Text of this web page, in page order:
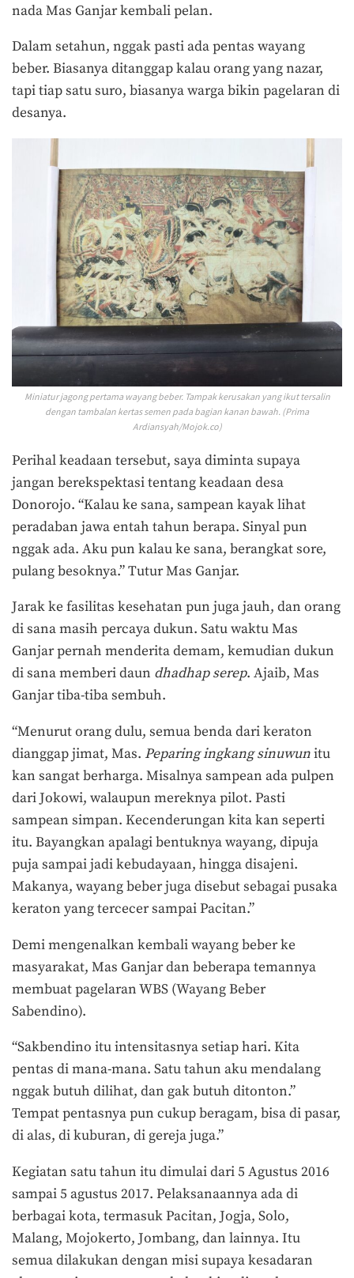
nada Mas Ganjar kembali pelan.
Dalam setahun, nggak pasti ada pentas wayang
beber. Biasanya ditanggap kalau orang yang nazar,
tapi tiap satu suro, biasanya warga bikin pagelaran di
desanya.
Miniatur jagong pertama wayang beber. Tampak kerusakan yang ikut tersalin
dengan tambalan kertas semen pada bagian kanan bawah. (Prima
Ardiansyah/Mojok.co)
Perihal keadaan tersebut, saya diminta supaya
jangan berekspektasi tentang keadaan desa
Donorojo. “Kalau ke sana, sampean kayak lihat
peradaban jawa entah tahun berapa. Sinyal pun
nggak ada. Aku pun kalau ke sana, berangkat sore,
pulang besoknya.” Tutur Mas Ganjar.
Jarak ke fasilitas kesehatan pun juga jauh, dan orang
di sana masih percaya dukun. Satu waktu Mas
Ganjar pernah menderita demam, kemudian dukun
di sana memberi daun dhadhap serep. Ajaib, Mas
Ganjar tiba-tiba sembuh.
“Menurut orang dulu, semua benda dari keraton
dianggap jimat, Mas. Peparing ingkang sinuwunitu
kan sangat berharga. Misalnya sampean ada pulpen
dari Jokowi, walaupun mereknya pilot. Pasti
sampean simpan. Kecenderungan kita kan seperti
itu. Bayangkan apalagi bentuknya wayang, dipuja
puja sampai jadi kebudayaan, hingga disajeni.
Makanya, wayang beber juga disebut sebagai pusaka
keraton yang tercecer sampai Pacitan.”
Demi mengenalkan kembali wayang beber ke
masyarakat, Mas Ganjar dan beberapa temannya
membuat pagelaran WBS (Wayang Beber
Sabendino).
“Sakbendino itu intensitasnya setiap hari. Kita
pentas di mana-mana. Satu tahun aku mendalang
nggak butuh dilihat, dan gak butuh ditonton.”
Tempat pentasnya pun cukup beragam, bisa di pasar,
di alas, di kuburan, di gereja juga.”
Kegiatan satu tahun itu dimulai dari 5 Agustus 2016
sampai 5 agustus 2017. Pelaksanaannya ada di
berbagai kota, termasuk Pacitan, Jogja, Solo,
Malang, Mojokerto, Jombang, dan lainnya. Itu
semua dilakukan dengan misi supaya kesadaran